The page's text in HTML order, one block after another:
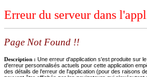
Erreur du serveur dans
Page Not Found !!
Description : Une erreur d'application s'est produite sur
d'erreur personnalisés actuels pour cette application
des détails de l'erreur de l'application (pour des raisons